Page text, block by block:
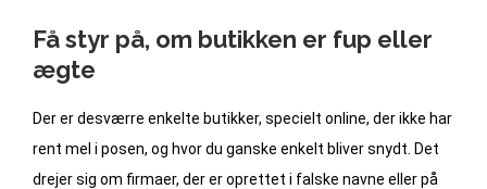
Få styr på, om butikken er fup eller
ægte
Der er desværre enkelte butikker, specielt online, der ikke har
rent mel i posen, og hvor du ganske enkelt bliver snydt. Det
drejer sig om firmaer, der er oprettet i falske navne eller på